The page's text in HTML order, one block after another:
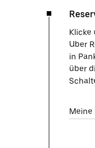
Klicke
Uber
in
über
Meine